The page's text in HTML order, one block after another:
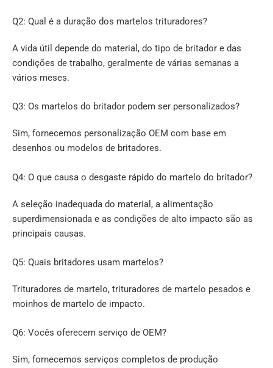
Q2: Qual é a duração dos martelos trituradores?
A vida útil depende do material, do tipo de britador e das
condições de trabalho, geralmente de várias semanas a
vários meses.
Q3: Os martelos do britador podem ser personalizados?
Sim, fornecemos personalização OEM com base em
desenhos ou modelos de britadores.
Q4: O que causa o desgaste rápido do martelo do britador?
A seleção inadequada do material, a alimentação
superdimensionada e as condições de alto impacto são as
principais causas.
Q5: Quais britadores usam martelos?
Trituradores de martelo, trituradores de martelo pesados e
moinhos de martelo de impacto.
Q6: Vocês oferecem serviço de OEM?
Sim, fornecemos serviços completos de produção